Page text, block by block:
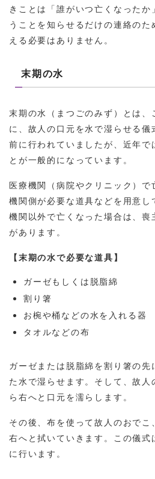
きことは「誰がいつ亡くなった
うことを知らせるだけの連絡の
える必要はありません。
末期の水
末期の水（まつごのみず）とは、
に、故人の口元を水で湿らせる
前に行われていましたが、近年で
とが一般的になっています。
医療機関（病院やクリニック）
機関側が必要な道具などを用意し
機関以外で亡くなった場合は、
があります。
【末期の水で必要な道具】
ガーゼもしくは脱脂綿
割り箸
お椀や桶などの水を入れる器
タオルなどの布
ガーゼまたは脱脂綿を割り箸の
た水で湿らせます。そして、故
ら右へと口元を濡らします。
その後、布を使って故人のおでこ
右へと拭いていきます。この儀
に行います。